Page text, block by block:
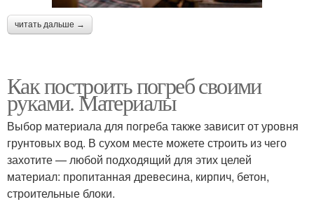
читать дальше →
Как построить погреб своими
руками. Материалы
Выбор материала для погреба также зависит от уровня
грунтовых вод. В сухом месте можете строить из чего
захотите — любой подходящий для этих целей
материал: пропитанная древесина, кирпич, бетон,
строительные блоки.